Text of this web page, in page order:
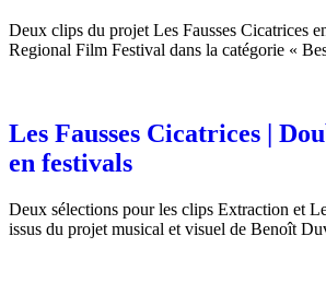
Deux clips du projet Les Fausses Cicatrices
Regional Film Festival dans la catégorie «
Les Fausses Cicatrices |
en festivals
Deux sélections pour les clips Extraction et
issus du projet musical et visuel de Benoît